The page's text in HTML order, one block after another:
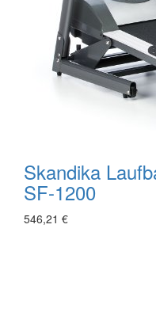
Skandika
SF-1200
546,21 €